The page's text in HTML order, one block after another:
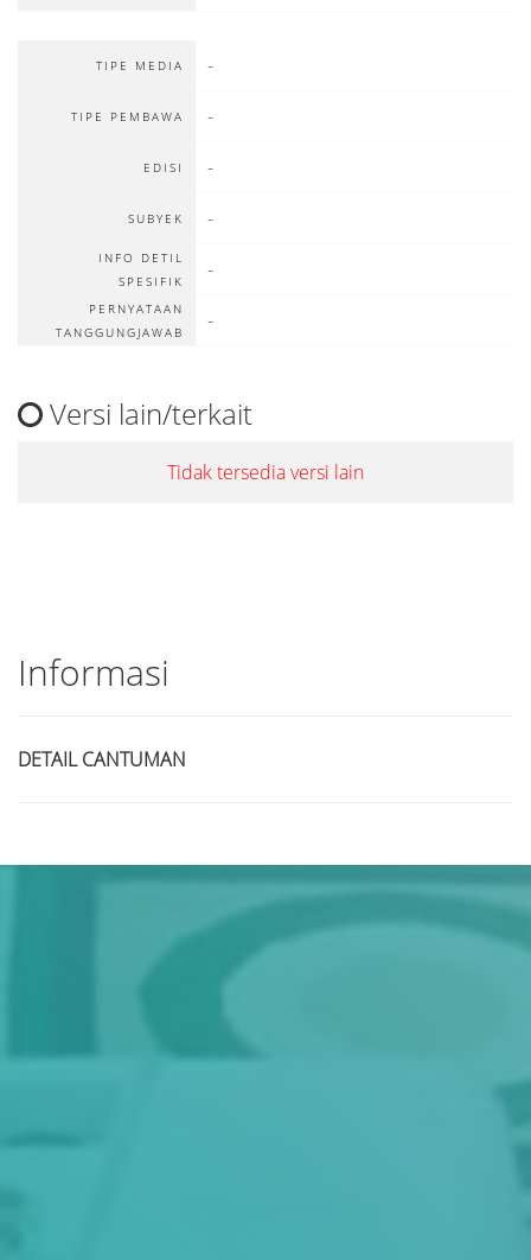
TIPE MEDIA -
TIPE PEMBAWA -
EDISI -
SUBYEK -
INFO DETIL
SPESIFIK
-
PERNYATAAN
TANGGUNGJAWAB
-
Versi lain/terkait
Tidak tersedia versi lain
Informasi
DETAIL CANTUMAN